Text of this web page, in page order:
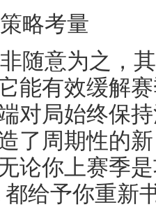
略考量
随意为之，
能有效缓解
对局始终保
了周期性的
论你上赛季
都给予你重新